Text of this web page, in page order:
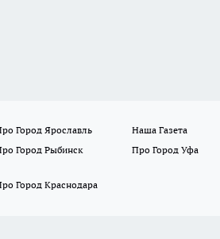
Город Ярославль Наша Газета
Город Рыбинск Про Город Уфа
Город Краснодара